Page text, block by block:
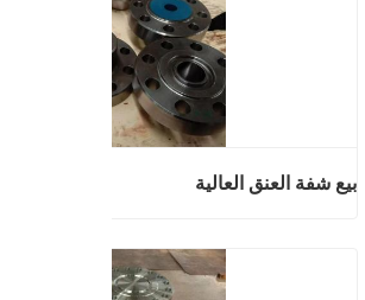
بيع شفة العنق العالية